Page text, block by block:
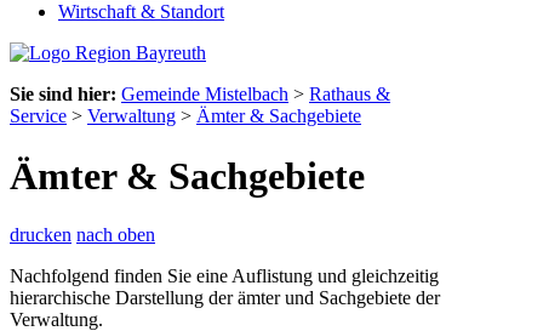
Wirtschaft & Standort
Sie sind hier: Gemeinde Mistelbach > Rathaus &
Service > Verwaltung > Ämter & Sachgebiete
Ämter & Sachgebiete
drucken nach oben
Nachfolgend finden Sie eine Auflistung und gleichzeitig
hierarchische Darstellung der ämter und Sachgebiete der
Verwaltung.